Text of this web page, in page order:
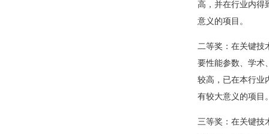
高，并在行业内得
意义的项目。
二等奖：在关键技
要性能参数、学术
较高，已在本行业
有较大意义的项目
三等奖：在关键技